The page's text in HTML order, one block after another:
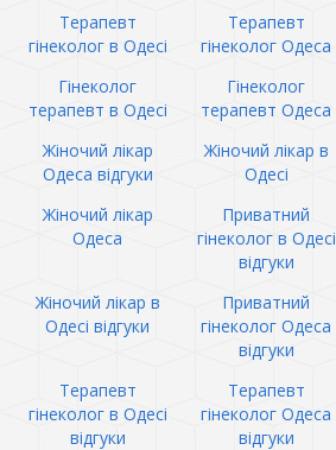
Терапевт
гінеколог в Одесі
Терапевт
гінеколог Одеса
Гінеколог
терапевт в Одесі
Гінеколог
терапевт Одеса
Жіночий лікар
Одеса відгуки
Жіночий лікар в
Одесі
Жіночий лікар
Одеса
Приватний
гінеколог в Одесі
відгуки
Жіночий лікар в
Одесі відгуки
Приватний
гінеколог Одеса
відгуки
Терапевт
гінеколог в Одесі
відгуки
Терапевт
гінеколог Одеса
відгуки